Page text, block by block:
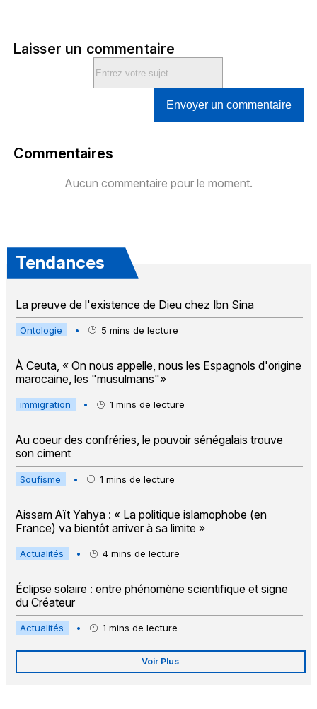
Laisser un commentaire
Envoyer un commentaire
Commentaires
Aucun commentaire pour le moment.
Tendances
La preuve de l'existence de Dieu chez Ibn Sina
Ontologie • 5 mins de lecture
À Ceuta, « On nous appelle, nous les Espagnols d'origine
marocaine, les "musulmans"»
immigration • 1 mins de lecture
Au coeur des confréries, le pouvoir sénégalais trouve
son ciment
Soufisme • 1 mins de lecture
Aissam Aït Yahya : « La politique islamophobe (en
France) va bientôt arriver à sa limite »
Actualités • 4 mins de lecture
Éclipse solaire : entre phénomène scientifique et signe
du Créateur
Actualités • 1 mins de lecture
Voir Plus